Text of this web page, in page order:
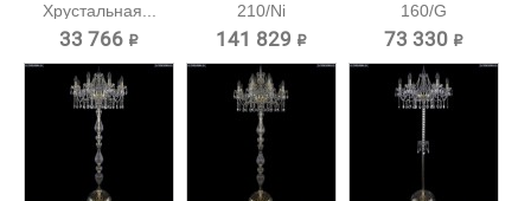
Хрустальная...
33 766 ₽
210/Ni
Хрустальный...
141 829 ₽
160/G
Хрустальный
73 330 ₽